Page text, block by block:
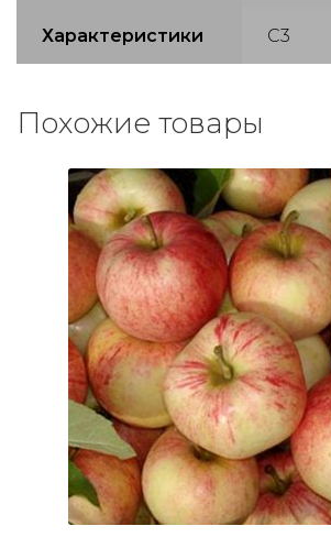
Характеристики С3
Похожие товары